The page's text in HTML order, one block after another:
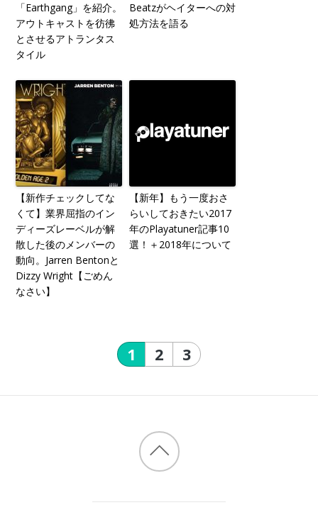
「Earthgang」を紹介。
アウトキャストを彷彿
とさせるアトランタス
タイル
Beatzがヘイターへの対
処方法を語る
【新作チェックしてな
くて】業界屈指のイン
ディーズレーベルが解
散した後のメンバーの
動向。Jarren Bentonと
Dizzy Wright【ごめん
なさい】
【新年】もう一度おさ
らいしておきたい2017
年のPlayatuner記事10
選！＋2018年について
1 2 3